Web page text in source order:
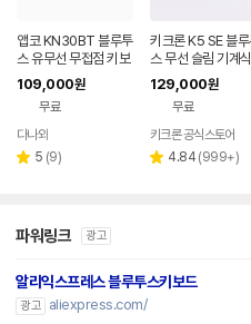
앱코 KN30BT 블루투
스 유무선 무접점 키보
드
109,000원
무료
페이
다나와
별 5 리
(9)
키크론 K5 SE 블
스 무선 슬림 기계식
보드 화이트, 저소음
축
129,000원
무료
키크론 공식스토어
별 4.84 리
(999+)
파워링크 광고
알리익스프레스 블루투스키보드
광고
aliexpress.com/